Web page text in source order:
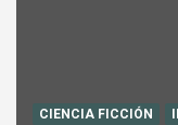
CIENCIA FICCIÓN